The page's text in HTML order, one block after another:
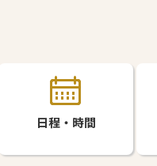
日程・時間